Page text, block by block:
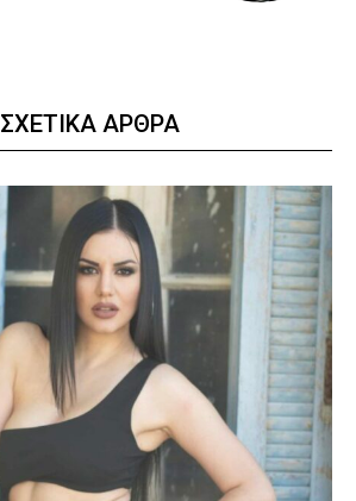
ΣΧΕΤΙΚΑ ΑΡΘΡΑ